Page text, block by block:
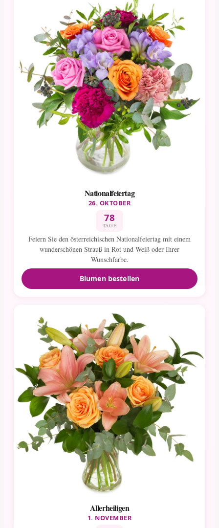
Nationalfeiertag
26. OKTOBER
78
TAGE
Feiern Sie den österreichischen Nationalfeiertag mit einem
wunderschönen Strauß in Rot und Weiß oder Ihrer
Wunschfarbe.
Blumen bestellen
Allerheiligen
1. NOVEMBER